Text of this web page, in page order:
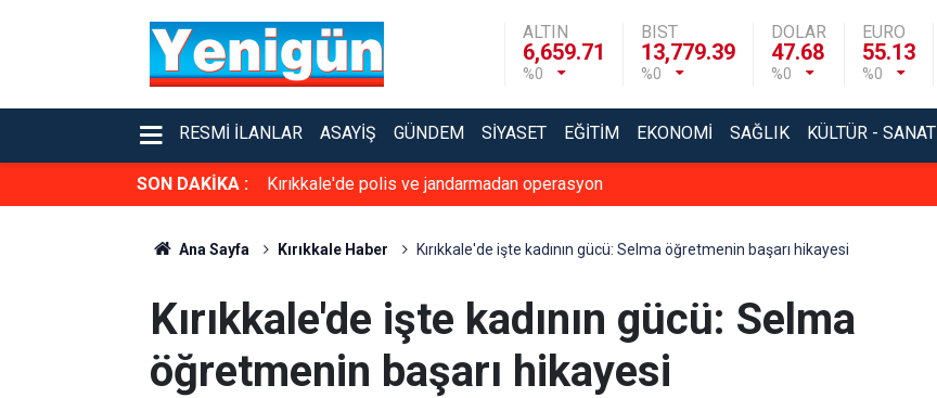
ALTIN
6,659.71
%0
BIST
13,779.39
%0
DOLAR
47.68
%0
EURO
55.13
%0
RESMI İLANLAR ASAYIŞ GÜNDEM SIYASET EĞITIM EKONOMI SAĞLIK KÜLTÜR - SANAT
SON DAKİKA : Kırıkkale'de polis ve jandarmadan operasyon
Ana Sayfa Kırıkkale Haber Kırıkkale'de işte kadının gücü: Selma öğretmenin başarı hikayesi
Kırıkkale'de işte kadının gücü: Selma
öğretmenin başarı hikayesi